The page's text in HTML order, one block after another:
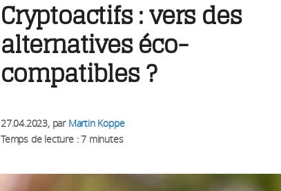
Cryptoactifs : vers des
alternatives éco-
compatibles ?
27.04.2023, par Martin Koppe
Temps de lecture : 7 minutes